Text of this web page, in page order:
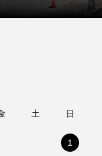
土 日
1